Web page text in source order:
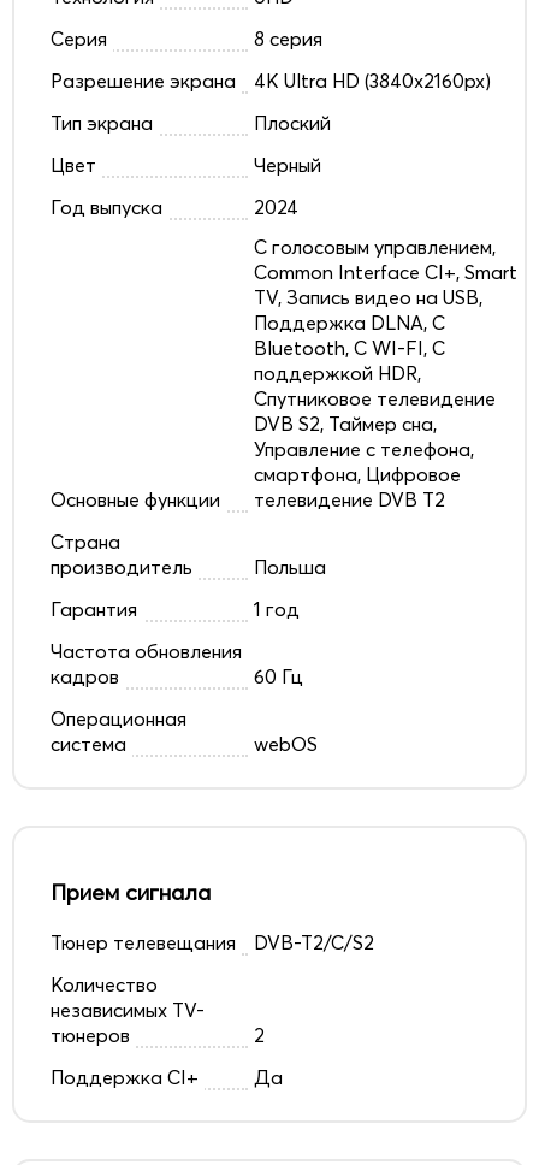
Серия
8 серия
Разрешение экрана
4K Ultra HD (3840x2160px)
Тип экрана
Плоский
Цвет
Черный
Год выпуска
2024
Основные функции
C голосовым управлением,
Common Interface CI+, Smart
TV, Запись видео на USB,
Поддержка DLNA, С
Bluetooth, С WI-FI, С
поддержкой HDR,
Спутниковое телевидение
DVB S2, Таймер сна,
Управление с телефона,
смартфона, Цифровое
телевидение DVB T2
Страна
производитель
Польша
Гарантия
1 год
Частота обновления
кадров
60 Гц
Операционная
система
webOS
Прием сигнала
Тюнер телевещания
DVB-T2/C/S2
Количество
независимых TV-
тюнеров
2
Поддержка CI+
Да